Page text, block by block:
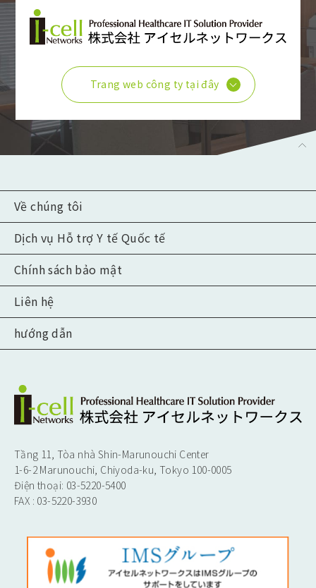
Trang web công ty tại đây
Về chúng tôi
Về chúng tôi
câu hỏi thường gặp
Dịch vụ Hỗ trợ Y tế Quốc tế
kiểm tra và điều trị
Điều trị bằng tia ion nặng và tia proton
Ý kiến y tế thứ hai
kiểm tra sức khỏe
Chính sách bảo mật
Liên hệ
hướng dẫn
Tầng 11, Tòa nhà Shin-Marunouchi Center
1-6-2 Marunouchi, Chiyoda-ku, Tokyo 100-0005
Điện thoại: 03-5220-5400
FAX : 03-5220-3930